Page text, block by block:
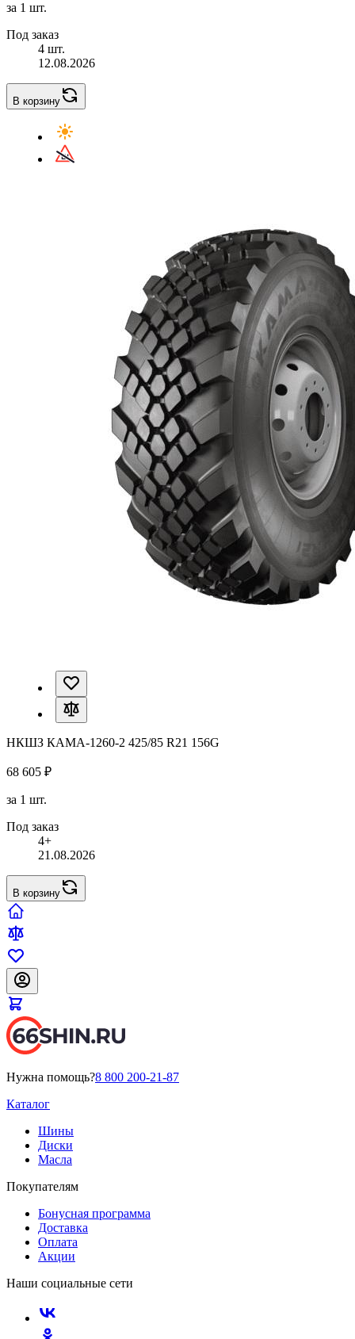
за 1 шт.
Под заказ
4 шт.
12.08.2026
В корзину
НКШЗ КАМА-1260-2 425/85 R21 156G
68 605 ₽
за 1 шт.
Под заказ
4+
21.08.2026
В корзину
Нужна помощь?8 800 200-21-87
Каталог
Шины
Диски
Масла
Покупателям
Бонусная программа
Доставка
Оплата
Акции
Наши социальные сети